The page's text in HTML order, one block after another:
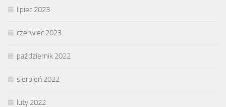
lipiec 2023
czerwiec 2023
październik 2022
sierpień 2022
luty 2022